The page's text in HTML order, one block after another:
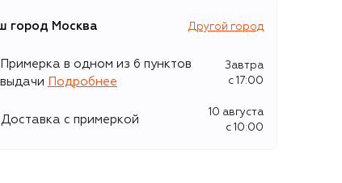
город Москва Другой город
Примерка в одном из 6 пунктов
выдачи
Подробнее
Завтра
c 17:00
Доставка с примеркой
10 августа
c 10:00